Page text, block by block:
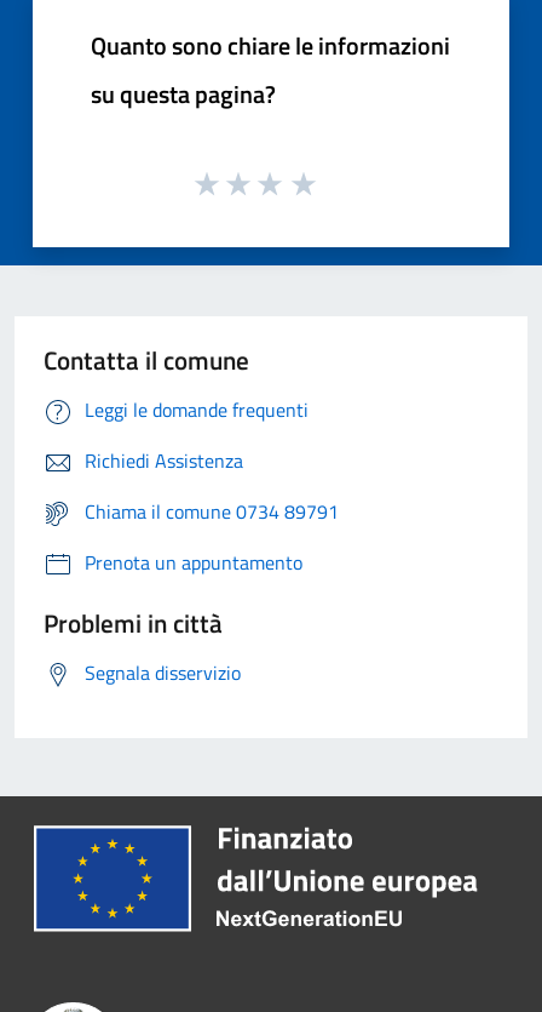
Quanto sono chiare le informazioni
su questa pagina?
Contatta il comune
Leggi le domande frequenti
Richiedi Assistenza
Chiama il comune 0734 89791
Prenota un appuntamento
Problemi in città
Segnala disservizio